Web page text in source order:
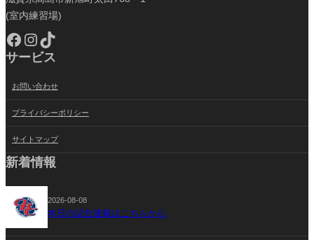
(室内練習場)
Facebook Instagram TikTok
サービス
お問い合わせ
プライバシーポリシー
サイトマップ
新着情報
2026-08-08
本日の試合速報はこちらから